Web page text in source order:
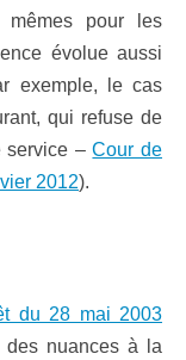
pour les
évolue aussi
exemple, le cas
qui refuse de
service –Cour de
2012).
du 28 mai 2003
des nuances à la